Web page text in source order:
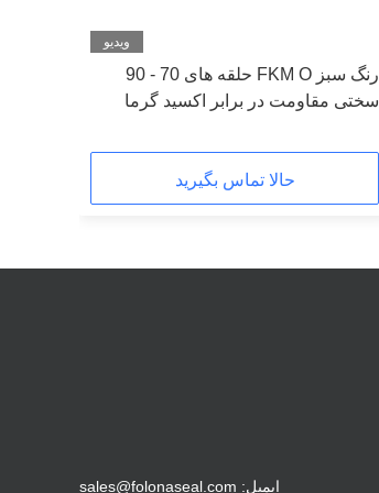
ویدیو
رنگ سبز FKM O حلقه های 70 - 90
سختی مقاومت در برابر اکسید گرما
حالا تماس بگیرید
ایمیل: sales@folonaseal.com